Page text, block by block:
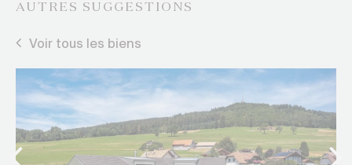
AUTRES SUGGESTIONS
Voir tous les biens